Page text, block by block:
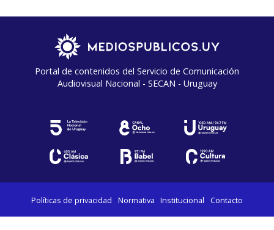
Portal de contenidos del Servicio de Comunicación
Audiovisual Nacional - SECAN - Uruguay
Políticas de privacidad Normativa Institucional Contacto